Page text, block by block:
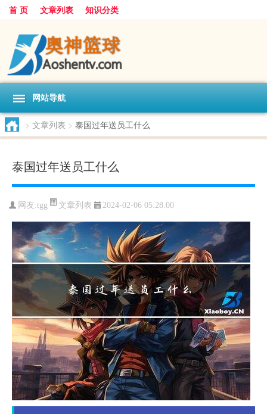
首 页 文章列表 知识分类
网站导航
> 文章列表 > 泰国过年送员工什么
泰国过年送员工什么
网友:tgg 文章列表 2024-02-06 05:28:00